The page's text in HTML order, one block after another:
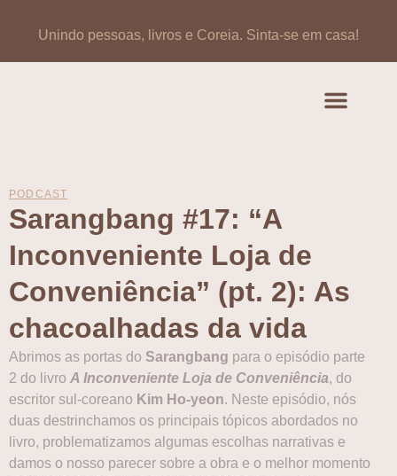
Unindo pessoas, livros e Coreia. Sinta-se em casa!
PODCAST
Sarangbang #17: “A
Inconveniente Loja de
Conveniência” (pt. 2): As
chacoalhadas da vida
Abrimos as portas do Sarangbang para o episódio parte
2 do livro A Inconveniente Loja de Conveniência, do
escritor sul-coreano Kim Ho-yeon. Neste episódio, nós
duas destrinchamos os principais tópicos abordados no
livro, problematizamos algumas escolhas narrativas e
damos o nosso parecer sobre a obra e o melhor momento